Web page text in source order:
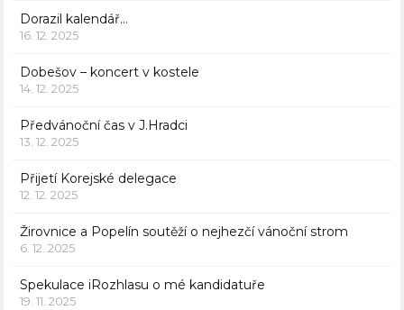
Dorazil kalendář…
16. 12. 2025
Dobešov – koncert v kostele
14. 12. 2025
Předvánoční čas v J.Hradci
13. 12. 2025
Přijetí Korejské delegace
12. 12. 2025
Žirovnice a Popelín soutěží o nejhezčí vánoční strom
6. 12. 2025
Spekulace iRozhlasu o mé kandidatuře
19. 11. 2025